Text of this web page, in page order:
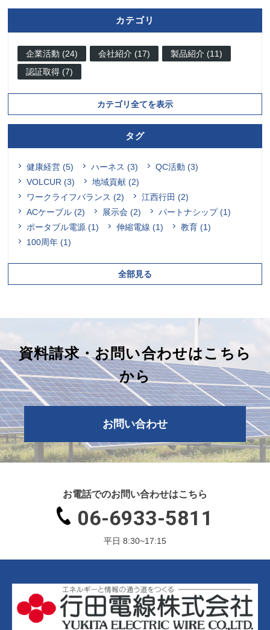
カテゴリ
企業活動 (24) 会社紹介 (17)
製品紹介 (11)
認証取得 (7)
カテゴリ全てを表示
タグ
健康経営 (5) ハーネス (3)
QC活動 (3)
VOLCUR (3)
地域貢献 (2)
ワークライフバランス (2)
江西行田 (2)
ACケーブル (2)
展示会 (2)
パートナシップ (1)
ポータブル電源 (1)
伸縮電線 (1)
教育 (1)
100周年 (1)
全部見る
資料請求・お問い合わせはこちら
から
お問い合わせ
お電話でのお問い合わせはこちら
06-6933-5811
平日 8:30~17:15